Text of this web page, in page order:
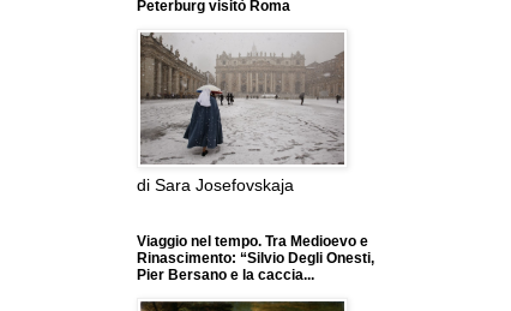
Peterburg visitò Roma
di Sara Josefovskaja
Viaggio nel tempo. Tra Medioevo e
Rinascimento: “Silvio Degli Onesti,
Pier Bersano e la caccia...